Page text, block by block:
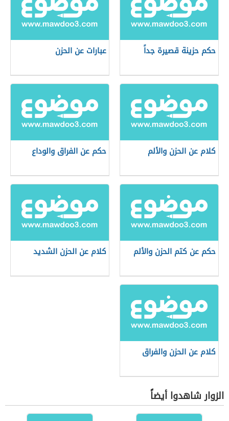
حكم حزينة قصيرة جداً عبارات عن الحزن
كلام عن الحزن والألم حكم عن الفراق والوداع
حكم عن كتم الحزن والألم كلام عن الحزن الشديد
كلام عن الحزن والفراق
الزوار شاهدوا أيضاً